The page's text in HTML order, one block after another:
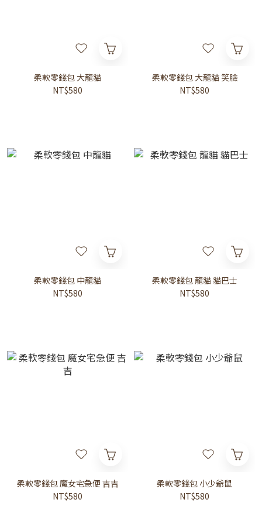
柔軟零錢包 大龍貓
NT$580
柔軟零錢包 大龍貓 笑臉
NT$580
柔軟零錢包 中龍貓
NT$580
柔軟零錢包 龍貓 貓巴士
NT$580
柔軟零錢包 魔女宅急便 吉吉
NT$580
柔軟零錢包 小少爺鼠
NT$580